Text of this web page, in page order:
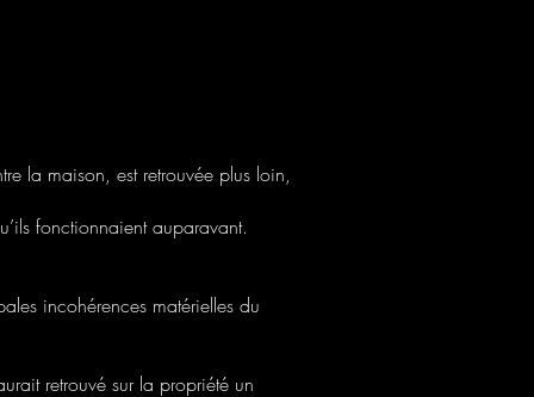
la maison, est retrouvée plus loin,
fonctionnaient auparavant.
incohérences matérielles du
retrouvé sur la propriété un